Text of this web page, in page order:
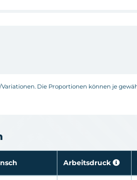
Die Proportionen können je
Arbeitsdruck